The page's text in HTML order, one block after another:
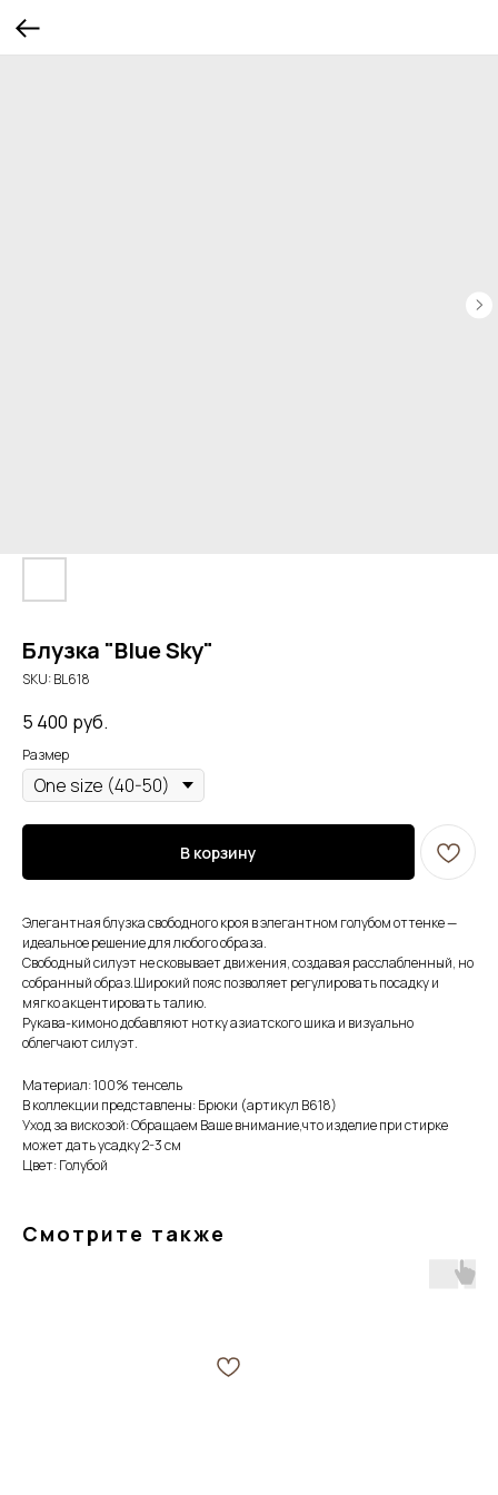
Блузка "Blue Sky"
SKU:BL618
5 400 руб.
Размер
В корзину
Элегантная блузка свободного кроя в элегантном голубом оттенке —
идеальное решение для любого образа.
Свободный силуэт не сковывает движения, создавая расслабленный, но
собранный образ.Широкий пояс позволяет регулировать посадку и
мягко акцентировать талию.
Рукава-кимоно добавляют нотку азиатского шика и визуально
облегчают силуэт.
Материал: 100% тенсель
В коллекции представлены: Брюки (артикул В618)
Уход за вискозой: Обращаем Ваше внимание,что изделие при стирке
может дать усадку 2-3 см
Цвет: Голубой
Смотрите также